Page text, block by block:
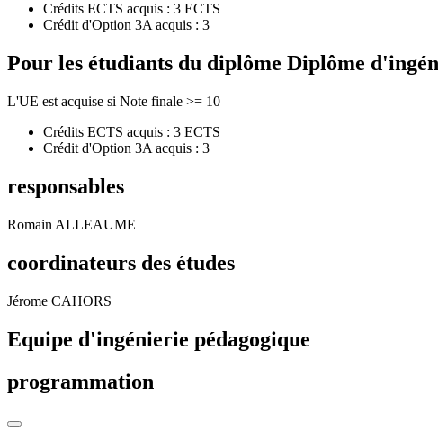
Crédits ECTS acquis : 3 ECTS
Crédit d'Option 3A acquis : 3
Pour les étudiants du diplôme Diplôme
L'UE est acquise si Note finale >= 10
Crédits ECTS acquis : 3 ECTS
Crédit d'Option 3A acquis : 3
responsables
Romain ALLEAUME
coordinateurs des études
Jérome CAHORS
Equipe d'ingénierie pédagogique
programmation